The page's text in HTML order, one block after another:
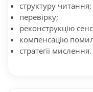
структуру читання;
перевірку;
реконструкцію
компенсацію
стратегії мислення.